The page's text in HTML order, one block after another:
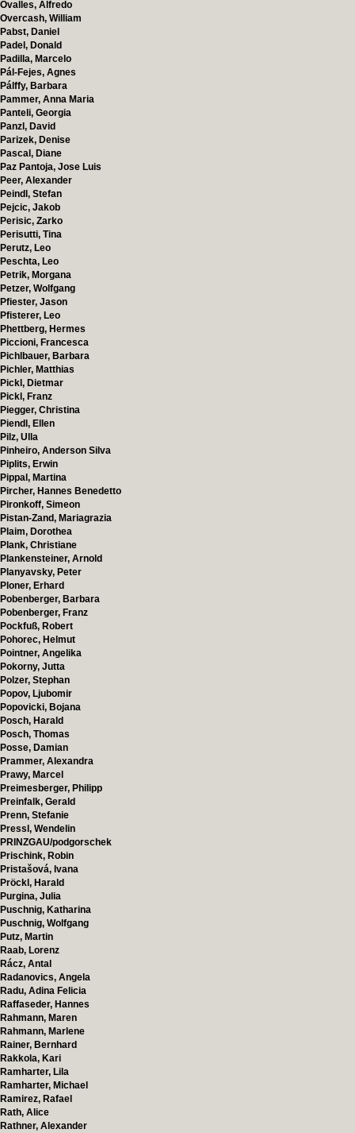
Ovalles, Alfredo
Overcash, William
Pabst, Daniel
Padel, Donald
Padilla, Marcelo
Pál-Fejes, Agnes
Pálffy, Barbara
Pammer, Anna Maria
Panteli, Georgia
Panzl, David
Parizek, Denise
Pascal, Diane
Paz Pantoja, Jose Luis
Peer, Alexander
Peindl, Stefan
Pejcic, Jakob
Perisic, Zarko
Perisutti, Tina
Perutz, Leo
Peschta, Leo
Petrik, Morgana
Petzer, Wolfgang
Pfiester, Jason
Pfisterer, Leo
Phettberg, Hermes
Piccioni, Francesca
Pichlbauer, Barbara
Pichler, Matthias
Pickl, Dietmar
Pickl, Franz
Piegger, Christina
Piendl, Ellen
Pilz, Ulla
Pinheiro, Anderson Silva
Piplits, Erwin
Pippal, Martina
Pircher, Hannes Benedetto
Pironkoff, Simeon
Pistan-Zand, Mariagrazia
Plaim, Dorothea
Plank, Christiane
Plankensteiner, Arnold
Planyavsky, Peter
Ploner, Erhard
Pobenberger, Barbara
Pobenberger, Franz
Pockfuß, Robert
Pohorec, Helmut
Pointner, Angelika
Pokorny, Jutta
Polzer, Stephan
Popov, Ljubomir
Popovicki, Bojana
Posch, Harald
Posch, Thomas
Posse, Damian
Prammer, Alexandra
Prawy, Marcel
Preimesberger, Philipp
Preinfalk, Gerald
Prenn, Stefanie
Pressl, Wendelin
PRINZGAU/podgorschek
Prischink, Robin
Pristašová, Ivana
Pröckl, Harald
Purgina, Julia
Puschnig, Katharina
Puschnig, Wolfgang
Putz, Martin
Raab, Lorenz
Rácz, Antal
Radanovics, Angela
Radu, Adina Felicia
Raffaseder, Hannes
Rahmann, Maren
Rahmann, Marlene
Rainer, Bernhard
Rakkola, Kari
Ramharter, Lila
Ramharter, Michael
Ramirez, Rafael
Rath, Alice
Rathner, Alexander